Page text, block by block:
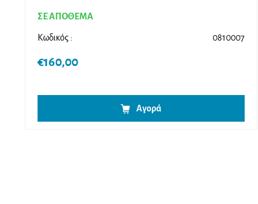
ΣΕ ΑΠΟΘΕΜΑ
Κωδικός : 0810007
€160,00
Αγορά